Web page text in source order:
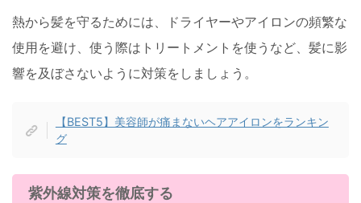
熱から髪を守るためには、ドライヤーやアイロンの頻繁な
使用を避け、使う際はトリートメントを使うなど、髪に影
響を及ぼさないように対策をしましょう。
【BEST5】美容師が痛まないヘアアイロンをランキン
グ
紫外線対策を徹底する